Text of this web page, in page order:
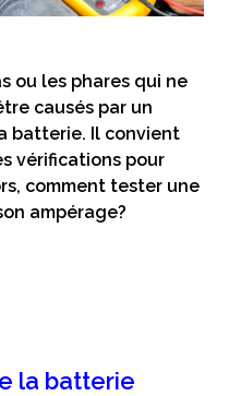
ou les phares qui ne
causés par un
batterie. Il convient
vérifications pour
comment tester une
ampérage?
la batterie